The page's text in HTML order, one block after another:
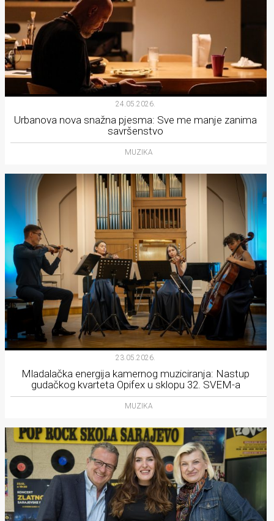
24.05.2026.
Urbanova nova snažna pjesma: Sve me manje zanima
savršenstvo
MUZIKA
23.05.2026.
Mladalačka energija kamernog muziciranja: Nastup
gudačkog kvarteta Opifex u sklopu 32. SVEM-a
MUZIKA